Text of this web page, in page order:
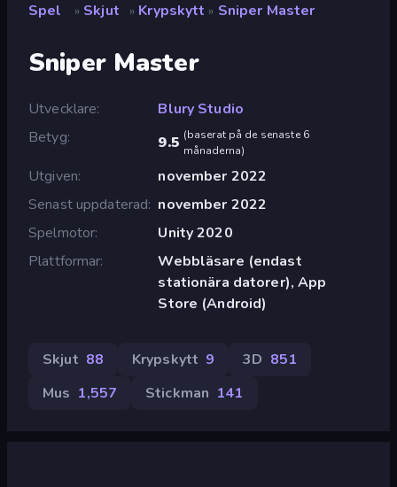
Spel » Skjut » Krypskytt » Sniper Master
Sniper Master
Utvecklare
Blury Studio
Betyg
9.5 (baserat på de senaste 6
månaderna)
Utgiven
november 2022
Senast uppdaterad november 2022
Spelmotor
Unity 2020
Plattformar
Webbläsare (endast
stationära datorer), App
Store (Android)
Skjut 88 Krypskytt 9 3D 851
Mus 1,557 Stickman 141